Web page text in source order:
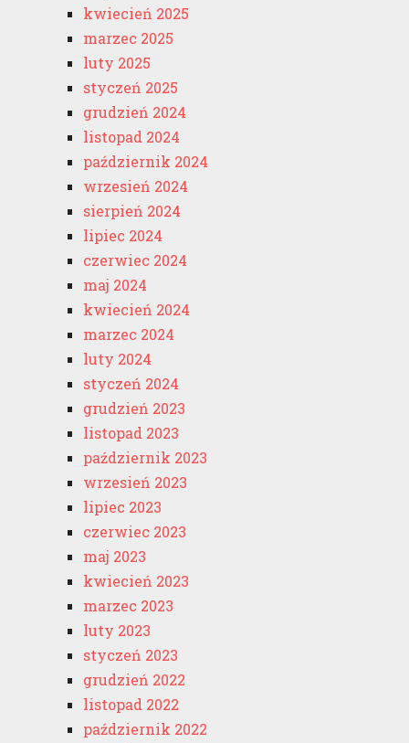
kwiecień 2025
marzec 2025
luty 2025
styczeń 2025
grudzień 2024
listopad 2024
październik 2024
wrzesień 2024
sierpień 2024
lipiec 2024
czerwiec 2024
maj 2024
kwiecień 2024
marzec 2024
luty 2024
styczeń 2024
grudzień 2023
listopad 2023
październik 2023
wrzesień 2023
lipiec 2023
czerwiec 2023
maj 2023
kwiecień 2023
marzec 2023
luty 2023
styczeń 2023
grudzień 2022
listopad 2022
październik 2022